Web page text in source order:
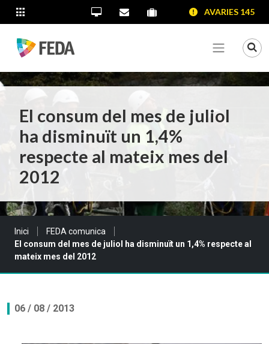
SALTAR AL CONTINGUT
SALTAR A LA NAVEGACIÓ
SALTAR A LA INFORMACIÓ DE CONTACTE
ALTRES LLOCS WEBOficina Virtual
Contacta'nsPortal proveïdors
Portal de transparència
AVARIES 145
Veure
El consum del mes de juliol
ha disminuït un 1,4%
respecte al mateix mes del
2012
Sou a:
Inici
FEDA comunica
El consum del mes de juliol ha disminuït un 1,4% respecte al
mateix mes del 2012
06 / 08 / 2013